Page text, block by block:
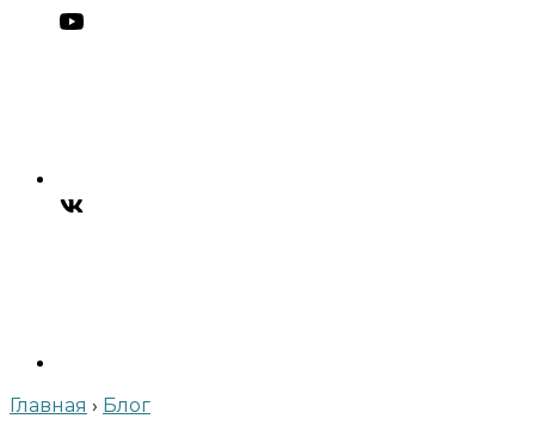
Главная › Блог